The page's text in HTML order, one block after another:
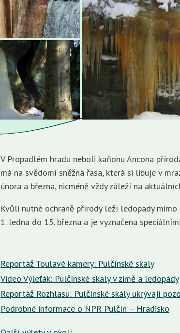
V Propadlém hradu neboli kaňonu Ancona
má na svědomí sněžná řasa, která si libuje v
února a března, nicméně vždy záleží na
Kvůli nutné ochraně přírody leží ledopády
1. ledna do 15. března a je vyznačena
Reportáž Toulavé kamery: Pulčínské skaly
Video Výleťák: Pulčínské skaly v zimě a ledopády
Reportáž Rozhlasu: Pulčínské skály ukrývají
Podrobné informace o NPR Pulčín – Hradisko